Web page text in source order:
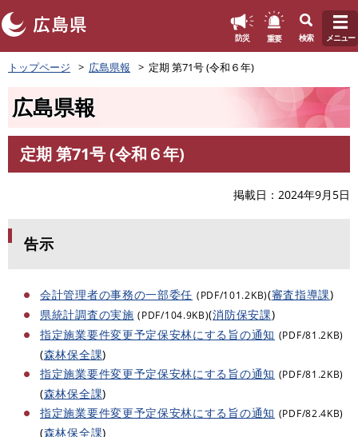
ペ
ー
頭
す
防災 重要 検索 メニュー
トップページ 広島県報 定期 第71号 (令和６年)
広島県報
文
定期 第71号 (令和６年)
掲載日 2024年9月5日
告示
会計管理者の事務の一部委任 (PDF/101.2KB)(審査指導課)
県統計調査の実施 (PDF/104.9KB)(消防保安課)
指定施業要件変更予定保安林にする旨の通知 (PDF/81.2KB)
(森林保全課)
指定施業要件変更予定保安林にする旨の通知 (PDF/81.2KB)
(森林保全課)
指定施業要件変更予定保安林にする旨の通知 (PDF/82.4KB)
(森林保全課)